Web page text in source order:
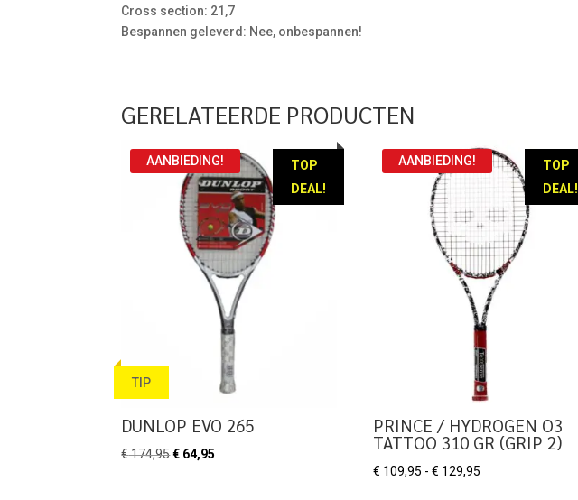
Cross section: 21,7
Bespannen geleverd: Nee, onbespannen!
GERELATEERDE PRODUCTEN
TOP
DEAL!
TIP
AANBIEDING!
DUNLOP EVO 265
€174,95Oorspronkelijke
€ 64,95
TOP
DEAL!
AANBIEDING!
PRINCE / HYDROGEN O3
TATTOO 310 GR (GRIP 2)
€ 109,95 - € 129,95